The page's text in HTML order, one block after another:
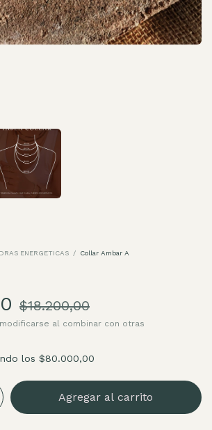
ENERGETICAS / Collar Ambar A
$18.200,00
al combinar con otras
los $80.000,00